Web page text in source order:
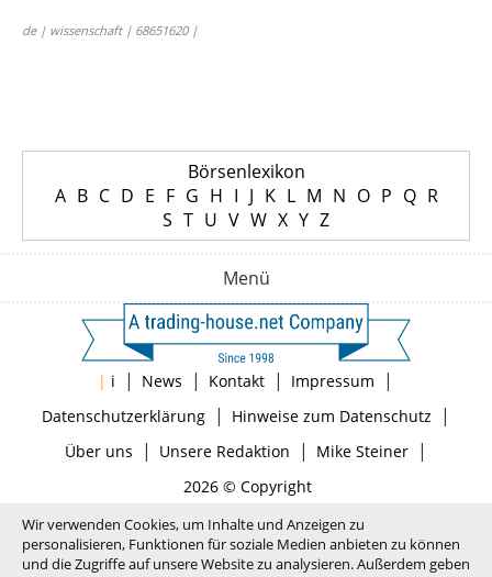
de | wissenschaft | 68651620 |
Börsenlexikon
A B C D E F G H I J K L M N O P Q R
S T U V W X Y Z
Menü
| i | News | Kontakt | Impressum |
Datenschutzerklärung| Hinweise zum Datenschutz |
Über uns | Unsere Redaktion | Mike Steiner|
2026 © Copyright
Wir verwenden Cookies, um Inhalte und Anzeigen zu
personalisieren, Funktionen für soziale Medien anbieten zu können
und die Zugriffe auf unsere Website zu analysieren. Außerdem geben